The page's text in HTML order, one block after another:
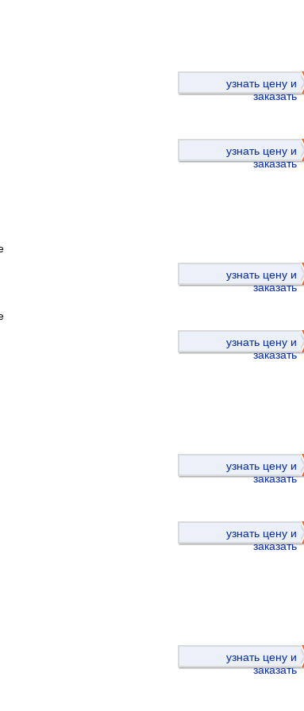
узнать цену и
заказать
узнать цену и
заказать
узнать цену и
заказать
узнать цену и
заказать
узнать цену и
заказать
узнать цену и
заказать
узнать цену и
заказать